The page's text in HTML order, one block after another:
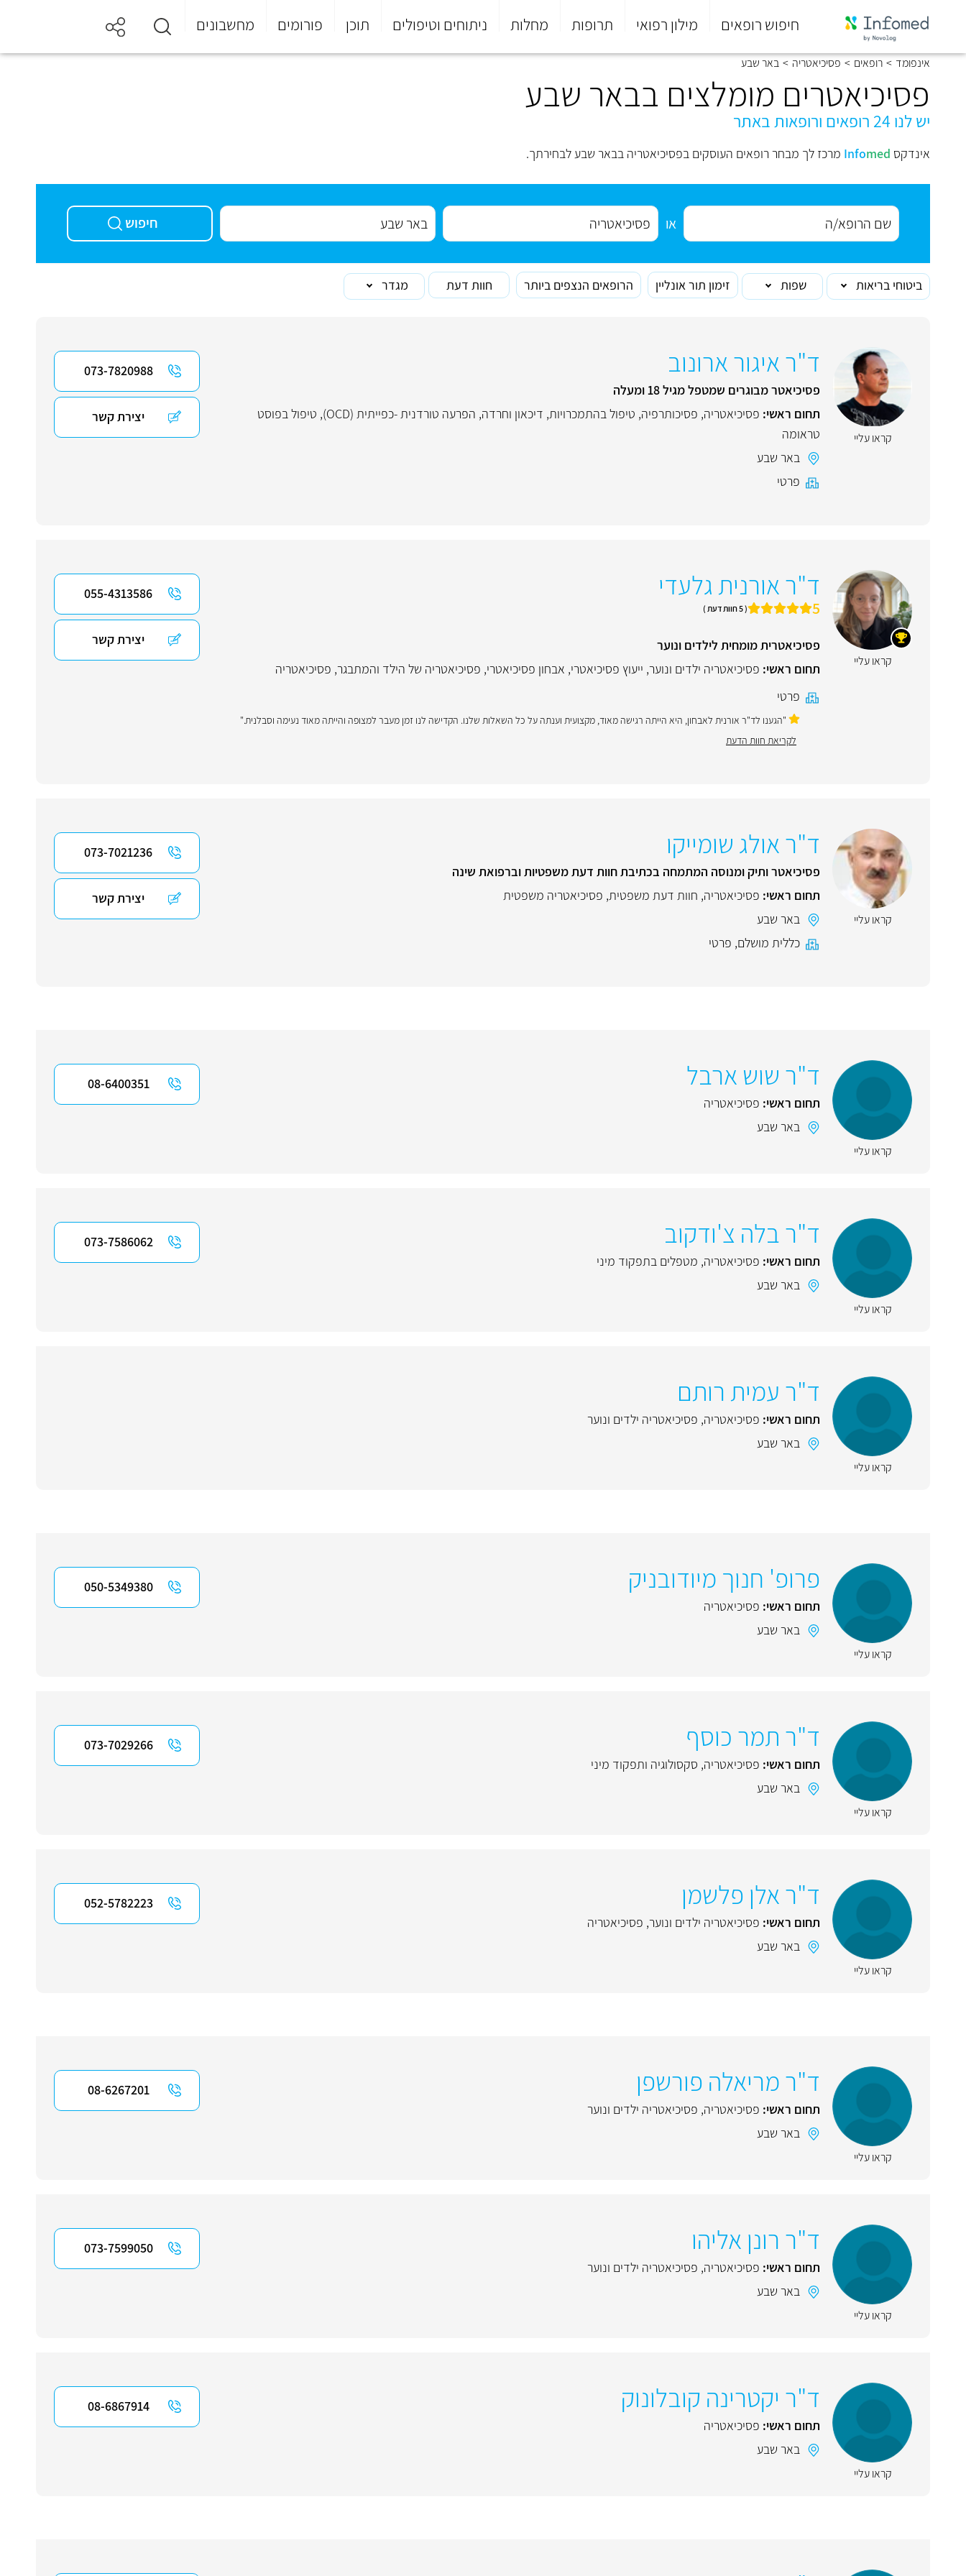
חיפוש רופאים מילון רפואי תרופות מחלות ניתוחים וטיפולים תוכן פורומים מחשבונים
סוף
התפריט
אינפומד > רופאים > פסיכיאטריה > באר שבע
פסיכיאטרים מומלצים בבאר שבע
יש לנו 24 רופאים ורופאות באתר
אינדקס Infomed מרכז לך מבחר רופאים העוסקים בפסיכיאטריה בבאר שבע לבחירתך.
או חיפוש
ביטוחי בריאות שפות זימון תור אונליין הרופאים הנצפים ביותר חוות דעת מגדר
קראו עליי
ד"ר איגור ארונוב
פסיכיאטר מבוגרים שמטפל מגיל 18 ומעלה
תחום ראשי: פסיכיאטריה, פסיכותרפיה, טיפול בהתמכרויות, דיכאון וחרדה, הפרעה טורדנית -כפייתית (OCD) , טיפול בפוסט
טראומה
באר שבע
פרטי
073-7820988
יצירת קשר
קראו עליי
ד"ר אורנית גלעדי
5 ( 5 חוות דעת )
פסיכיאטרית מומחית לילדים ונוער
תחום ראשי: פסיכיאטריה ילדים ונוער, ייעוץ פסיכיאטרי, אבחון פסיכיאטרי, פסיכיאטריה של הילד והמתבגר, פסיכיאטריה
פרטי
"הגענו לד"ר אורנית לאבחון, היא הייתה רגישה מאוד, מקצועית וענתה על כל השאלות שלנו. הקדישה לנו זמן מעבר למצופה והייתה מאוד נעימה וסבלנית."
לקריאת חוות הדעת
055-4313586
יצירת קשר
קראו עליי
ד"ר אולג שומייקו
פסיכיאטר ותיק ומנוסה המתמחה בכתיבת חוות דעת משפטיות וברפואת שינה
תחום ראשי: פסיכיאטריה, חוות דעת משפטית, פסיכיאטריה משפטית
באר שבע
כללית מושלם, פרטי
073-7021236
יצירת קשר
קראו עליי
ד"ר שוש ארבל
תחום ראשי: פסיכיאטריה
באר שבע
08-6400351
קראו עליי
ד"ר בלה צ'ודקוב
תחום ראשי: פסיכיאטריה, מטפלים בתפקוד מיני
באר שבע
073-7586062
קראו עליי
ד"ר עמית רותם
תחום ראשי: פסיכיאטריה, פסיכיאטריה ילדים ונוער
באר שבע
קראו עליי
פרופ' חנוך מיודובניק
תחום ראשי: פסיכיאטריה
באר שבע
050-5349380
קראו עליי
ד"ר תמר כוסף
תחום ראשי: פסיכיאטריה, סקסולוגיה ותפקוד מיני
באר שבע
073-7029266
קראו עליי
ד"ר אלן פלשמן
תחום ראשי: פסיכיאטריה ילדים ונוער, פסיכיאטריה
באר שבע
052-5782223
קראו עליי
ד"ר מריאלה פורשפן
תחום ראשי: פסיכיאטריה, פסיכיאטריה ילדים ונוער
באר שבע
08-6267201
קראו עליי
ד"ר רונן אליהו
תחום ראשי: פסיכיאטריה, פסיכיאטריה ילדים ונוער
באר שבע
073-7599050
קראו עליי
ד"ר יקטרינה קובלונוק
תחום ראשי: פסיכיאטריה
באר שבע
08-6867914